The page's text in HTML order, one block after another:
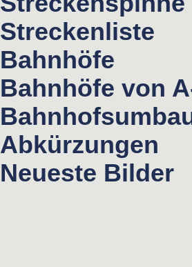
Streckenliste
Bahnhöfe
Bahnhöfe von
Abkürzungen
Neueste Bilder